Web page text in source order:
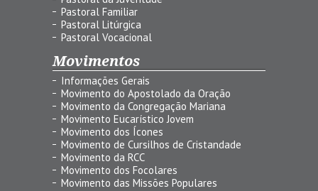
Pastoral Familiar
Pastoral Litúrgica
Pastoral Vocacional
Movimentos
Informações Gerais
Movimento do Apostolado da Oração
Movimento da Congregação Mariana
Movimento Eucarístico Jovem
Movimento dos Ícones
Movimento de Cursilhos de Cristandade
Movimento da RCC
Movimento dos Focolares
Movimento das Missões Populares